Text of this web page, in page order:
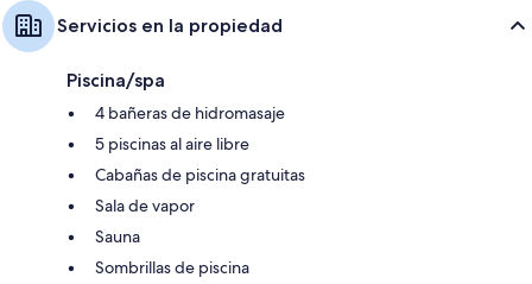
Servicios en la propiedad
Piscina/spa
4 bañeras de hidromasaje
5 piscinas al aire libre
Cabañas de piscina gratuitas
Sala de vapor
Sauna
Sombrillas de piscina